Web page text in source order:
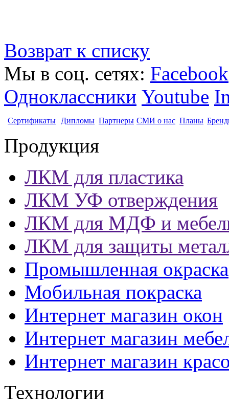
Возврат к списку
Мы в соц. сетях: Facebook
Одноклассники Youtube
Сертификаты Дипломы Партнеры СМИ о нас Планы
Продукция
ЛКМ для пластика
ЛКМ УФ отверждения
ЛКМ для МДФ и
ЛКМ для защиты
Промышленная окраска
Мобильная покраска
Интернет магазин окон
Интернет магазин
Интернет магазин
Технологии